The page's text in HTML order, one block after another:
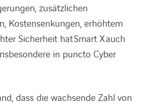
zusätzlichen
Kostensenkungen, erhöhtem
Sicherheit hat Smart X auch
in puncto Cyber
dass die wachsende Zahl von